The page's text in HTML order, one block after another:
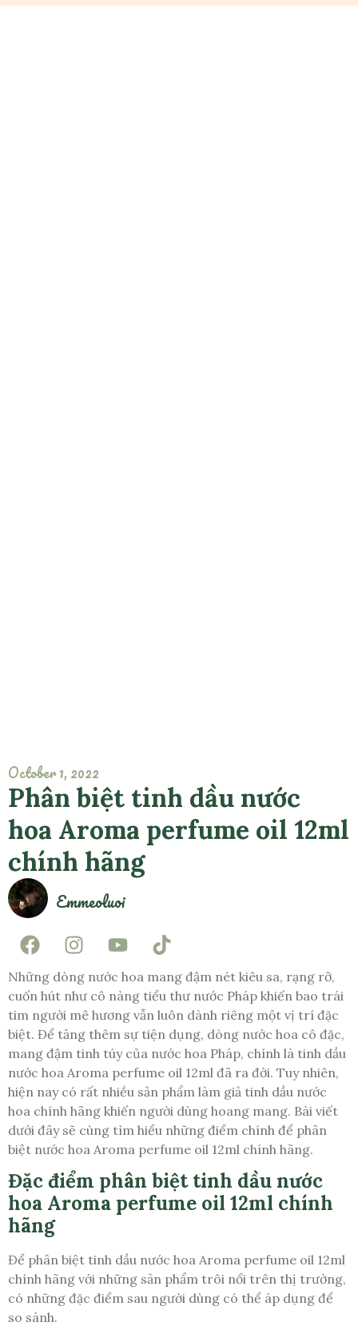
October 1, 2022
Phân biệt tinh dầu nước
hoa Aroma perfume oil 12ml
chính hãng
Emmeoluoi
Những dòng nước hoa mang đậm nét kiêu sa, rạng rỡ,
cuốn hút như cô nàng tiểu thư nước Pháp khiến bao trái
tim người mê hương vẫn luôn dành riêng một vị trí đặc
biệt. Để tăng thêm sự tiện dụng, dòng nước hoa cô đặc,
mang đậm tinh túy của nước hoa Pháp, chính là tinh dầu
nước hoa Aroma perfume oil 12ml đã ra đời. Tuy nhiên,
hiện nay có rất nhiều sản phẩm làm giả tinh dầu nước
hoa chính hãng khiến người dùng hoang mang. Bài viết
dưới đây sẽ cùng tìm hiểu những điểm chính để phân
biệt nước hoa Aroma perfume oil 12ml chính hãng.
Đặc điểm phân biệt tinh dầu nước
hoa Aroma perfume oil 12ml chính
hãng
Để phân biệt tinh dầu nước hoa Aroma perfume oil 12ml
chính hãng với những sản phẩm trôi nổi trên thị trường,
có những đặc điểm sau người dùng có thể áp dụng để
so sánh.